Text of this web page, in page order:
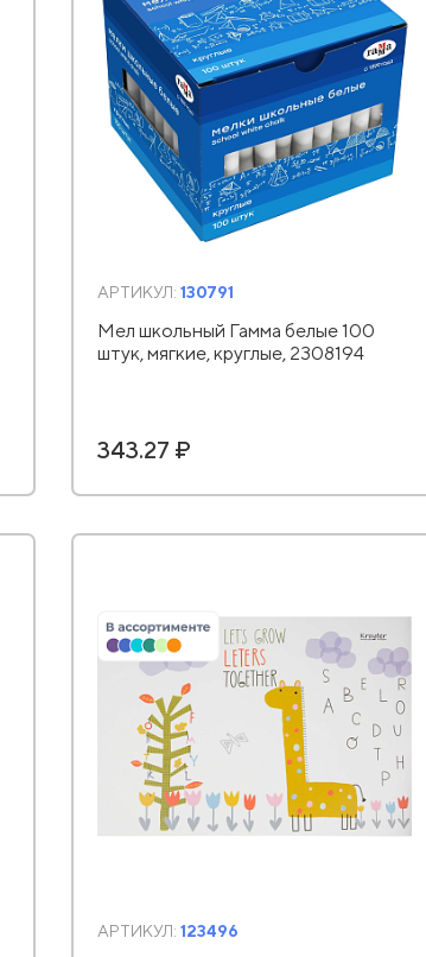
АРТИКУЛ: 130791
Мел школьный Гамма белые 100
штук, мягкие, круглые, 2308194
343.27 ₽
АРТИКУЛ: 123496